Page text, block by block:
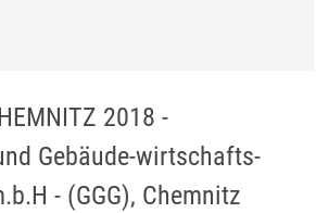
2018 -
Gebäude-wirtschafts-
- (GGG), Chemnitz